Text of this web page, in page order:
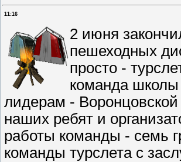
11:16
2 июня
пешеходных
просто -
команда школы
лидерам -
наших ребят и
работы команды - семь
команды турслета с